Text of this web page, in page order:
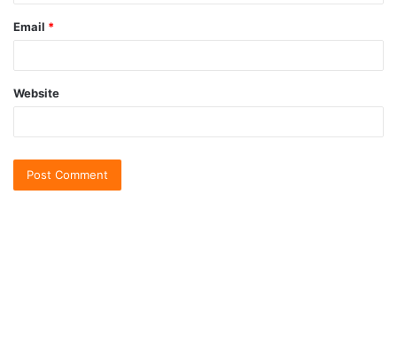
Email *
Website